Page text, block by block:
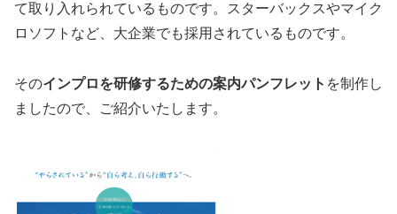
て取り入れられているものです。スターバックスやマイク
ロソフトなど、大企業でも採用されているものです。
そのインプロを研修するための案内パンフレット を制作し
ましたので、ご紹介いたします。